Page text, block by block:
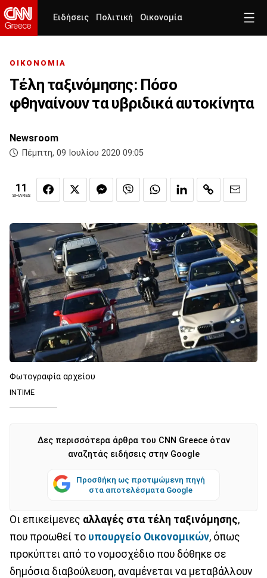
Ειδήσεις Πολιτική Οικονομία
ΟΙΚΟΝΟΜΙΑ
Τέλη ταξινόμησης: Πόσο
φθηναίνουν τα υβριδικά αυτοκίνητα
Newsroom
Πέμπτη, 09 Ιουλίου 2020 09:05
11
SHARES
Φωτογραφία αρχείου
ΙΝΤΙΜΕ
Δες περισσότερα άρθρα του CNN Greece όταν
αναζητάς ειδήσεις στην Google
Προσθήκη ως προτιμώμενη πηγή
στα αποτελέσματα Google
Οι επικείμενες αλλαγές στα τέλη ταξινόμησης,
που προωθεί το υπουργείο Οικονομικών, όπως
προκύπτει από το νομοσχέδιο που δόθηκε σε
δημόσια διαβούλευση, αναμένεται να μεταβάλλουν